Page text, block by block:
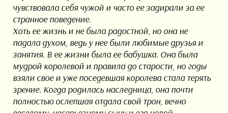
чувствовала себя чужой и часто ее задирали за ее
странное поведение.
Хоть ее жизнь и не была радостной, но она не
падала духом, ведь у нее были любимые друзья и
занятия. В ее жизни была ее бабушка. Она была
мудрой королевой и правила до старости, но годы
взяли свое и уже поседевшая королева стала терять
зрение. Когда родилась наследница, она почти
полностью ослепшая отдала свой трон, вечно